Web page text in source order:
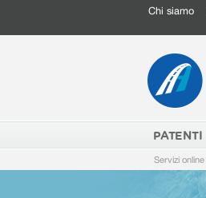
Chi siamo
PATENTI
Servizi online